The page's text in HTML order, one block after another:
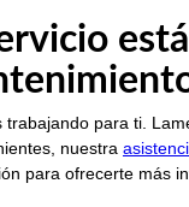
trabajando para ti.
nuestra
para ofrecerte más